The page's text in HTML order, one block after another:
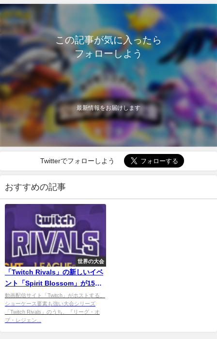
この記事が気に入ったら
フォローしよう
最新情報をお届けします
Twitterでフォローしよう
おすすめの記事
世界の大会
「Twitch Rivals」の新しいイベ
ント「Spirit Blossom」が15日
から開始。『Legends of
Runeterra』『Teamfight
Tactics』『リーグ・オブ・レジ
動画配信サイト「Twitch」がホストする、
ショーケース要素も強い大会シリーズ
「Twitch Rivals」のうち、『リーグ・オ
ブ・レジェン...